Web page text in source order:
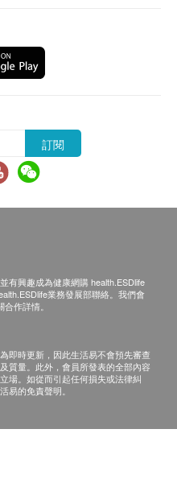
注射。
下並不適合進行疫苗注
HK$350，差額將會退
作為醫務診斷或治療用
何疾病徵兆時，應立即
出診斷及治療。
。生活易【健康網購
延誤，或因使用此服務/
受傷或法律訴訟，健康
責。一切有關的索償或
中心或商戶提出。
訂閱
有興趣成為健康網購 health.ESDlife
業務發展部聯絡。我們會
作詳情。
即時更新，因此生活易不會預先審查
質量。此外，會員所發表的全部內容
場。如從而引起任何損失或法律糾
易的免責聲明。